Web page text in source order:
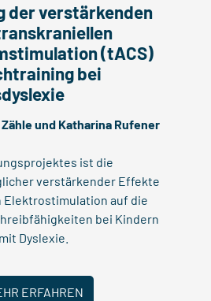
der verstärkenden
(tACS)
bei
und Katharina Rufener
ist die
verstärkender Effekte
Elektrostimulation auf die
bei Kindern
Dyslexie.
ERFAHREN